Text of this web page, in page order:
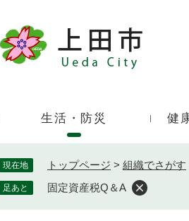
ド
生活・防災 健
現在地 トップページ > 組織でさがす
足あと 固定資産税Q＆A